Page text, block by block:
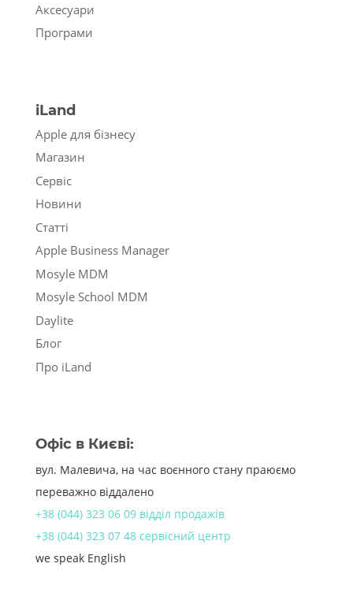
Аксесуари
Програми
iLand
Apple для бізнесу
Магазин
Сервіс
Новини
Статті
Apple Business Manager
Mosyle MDM
Mosyle School MDM
Daylite
Блог
Про iLand
Офіс в Києві:
вул. Малевича, на час воєнного стану праюємо
переважно віддалено
+38 (044) 323 06 09 відділ продажів
+38 (044) 323 07 48 сервісний центр
we speak English